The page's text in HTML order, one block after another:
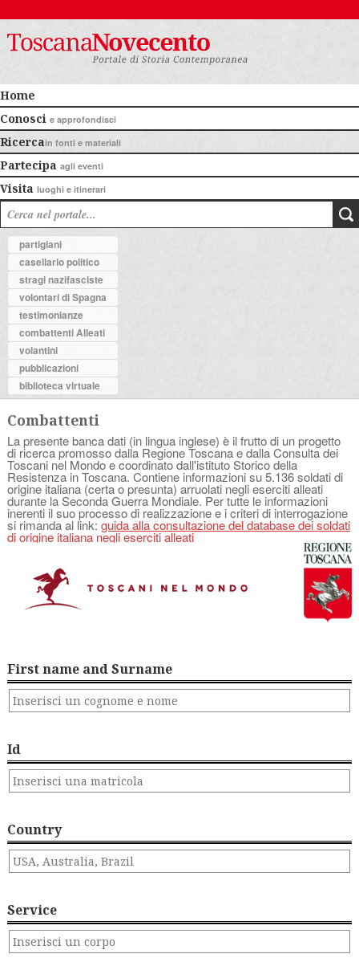
Home
Conosci e approfondisci
Ricercain fonti e materiali
Partecipa agli eventi
Visita luoghi e itinerari
partigiani
casellario politico
stragi nazifasciste
volontari di Spagna
testimonianze
combattenti Alleati
volantini
pubblicazioni
biblioteca virtuale
Combattenti
La presente banca dati (in lingua inglese) è il frutto di un progetto
di ricerca promosso dalla Regione Toscana e dalla Consulta dei
Toscani nel Mondo e coordinato dall'istituto Storico della
Resistenza in Toscana. Contiene informazioni su 5.136 soldati di
origine italiana (certa o presunta) arruolati negli eserciti alleati
durante la Seconda Guerra Mondiale. Per tutte le informazioni
inerenti il suo processo di realizzazione e i criteri di interrogazione
si rimanda al link: guida alla consultazione del database dei soldati
di origine italiana negli eserciti alleati
First name and Surname
Id
Country
Service